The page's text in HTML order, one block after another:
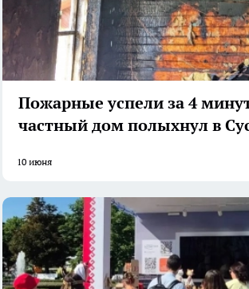
Пожарные успели за 4
частный дом полыхнул в
10 июня